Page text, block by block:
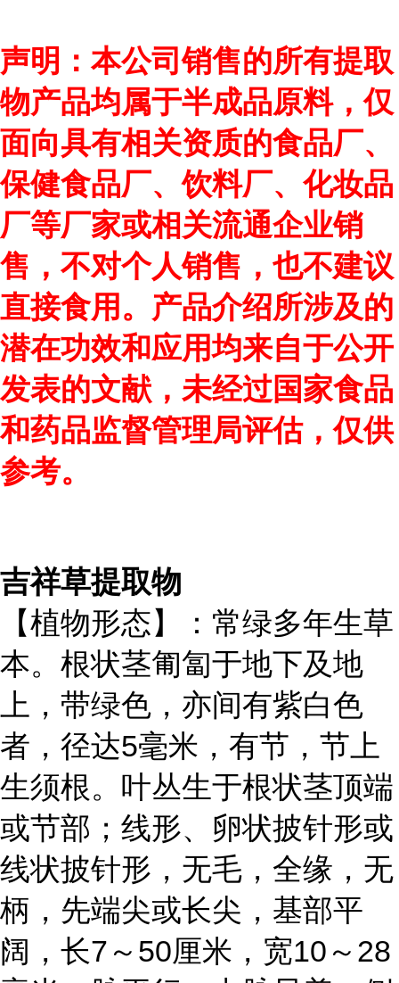
声明：本公司销售的所有提取
物产品均属于半成品原料，仅
面向具有相关资质的食品厂、
保健食品厂、饮料厂、化妆品
厂等厂家或相关流通企业销
售，不对个人销售，也不建议
直接食用。产品介绍所涉及的
潜在功效和应用均来自于公开
发表的文献，未经过国家食品
和药品监督管理局评估，仅供
参考。
吉祥草提取物
【植物形态】：常绿多年生草
本。根状茎匍匐于地下及地
上，带绿色，亦间有紫白色
者，径达5毫米，有节，节上
生须根。叶丛生于根状茎顶端
或节部；线形、卵状披针形或
线状披针形，无毛，全缘，无
柄，先端尖或长尖，基部平
阔，长7～50厘米，宽10～28